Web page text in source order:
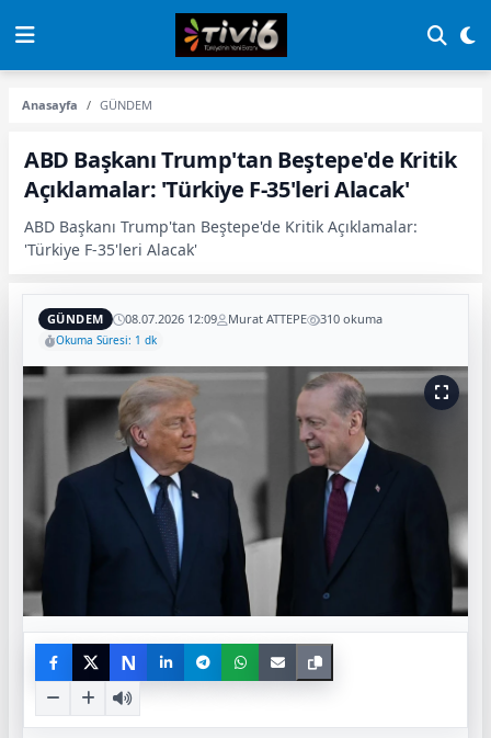
Anasayfa GÜNDEM
ABD Başkanı Trump'tan Beştepe'de Kritik
Açıklamalar: 'Türkiye F-35'leri Alacak'
ABD Başkanı Trump'tan Beştepe'de Kritik Açıklamalar:
'Türkiye F-35'leri Alacak'
GÜNDEM 08.07.2026 12:09 Murat ATTEPE 310 okuma
Okuma Süresi: 1 dk
N